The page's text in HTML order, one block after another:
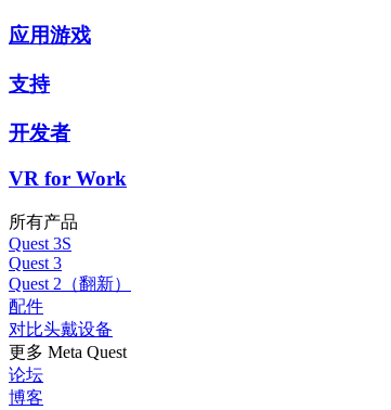
应用游戏
支持
开发者
VR for Work
所有产品
Quest 3S
Quest 3
Quest 2（翻新）
配件
对比头戴设备
更多 Meta Quest
论坛
博客